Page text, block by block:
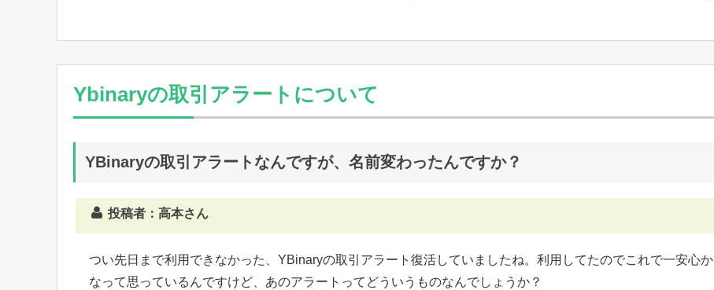
Ybinaryの取引アラートについて
YBinaryの取引アラートなんですが、名前変わったんですか？
投稿者：高本さん
つい先日まで利用できなかった、YBinaryの取引アラート復活していましたね。利用してたのでこれで一安心か
なって思っているんですけど、あのアラートってどういうものなんでしょうか？